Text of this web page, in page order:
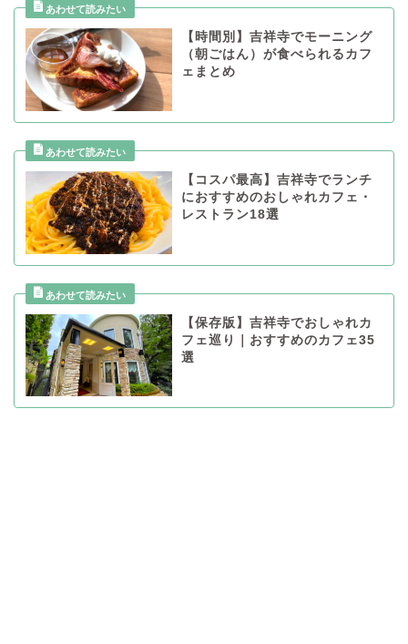
【時間別】吉祥寺でモーニング
（朝ごはん）が食べられるカフ
ェまとめ
【コスパ最高】吉祥寺でランチ
におすすめのおしゃれカフェ・
レストラン18選
【保存版】吉祥寺でおしゃれカ
フェ巡り｜おすすめのカフェ35
選